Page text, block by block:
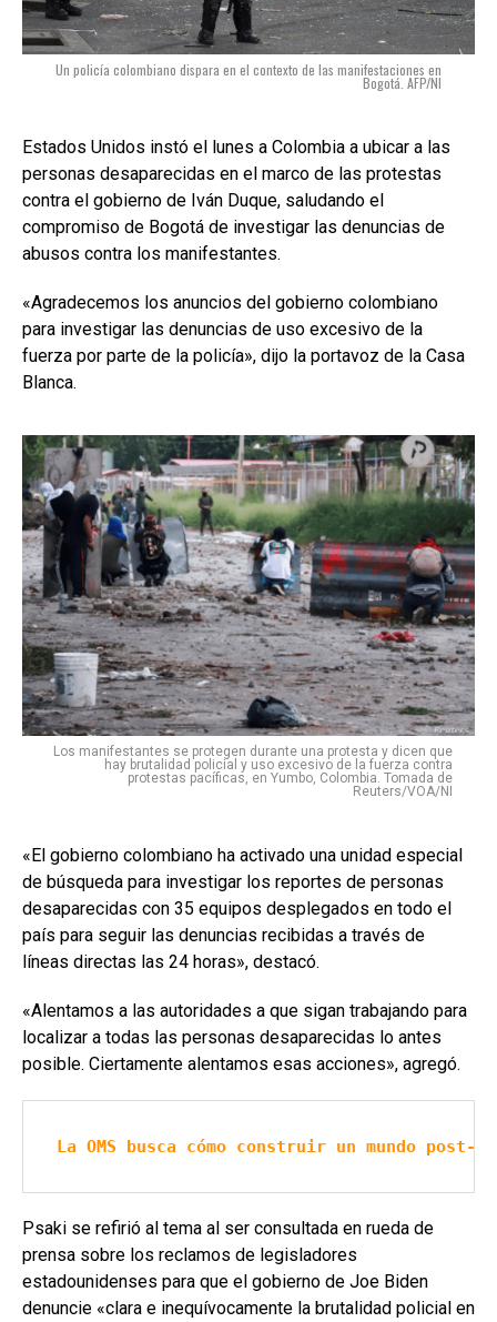
Un policía colombiano dispara en el contexto de las manifestaciones en
Bogotá. AFP/NI
Estados Unidos instó el lunes a Colombia a ubicar a las
personas desaparecidas en el marco de las protestas
contra el gobierno de Iván Duque, saludando el
compromiso de Bogotá de investigar las denuncias de
abusos contra los manifestantes.
«Agradecemos los anuncios del gobierno colombiano
para investigar las denuncias de uso excesivo de la
fuerza por parte de la policía», dijo la portavoz de la Casa
Blanca.
Los manifestantes se protegen durante una protesta y dicen que
hay brutalidad policial y uso excesivo de la fuerza contra
protestas pacíficas, en Yumbo, Colombia. Tomada de
Reuters/VOA/NI
«El gobierno colombiano ha activado una unidad especial
de búsqueda para investigar los reportes de personas
desaparecidas con 35 equipos desplegados en todo el
país para seguir las denuncias recibidas a través de
líneas directas las 24 horas», destacó.
«Alentamos a las autoridades a que sigan trabajando para
localizar a todas las personas desaparecidas lo antes
posible. Ciertamente alentamos esas acciones», agregó.
La OMS busca cómo construir un mundo post-
Psaki se refirió al tema al ser consultada en rueda de
prensa sobre los reclamos de legisladores
estadounidenses para que el gobierno de Joe Biden
denuncie «clara e inequívocamente la brutalidad policial en